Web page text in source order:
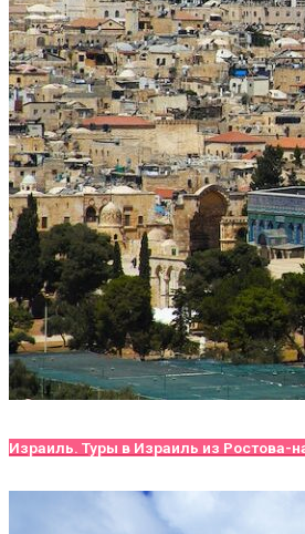
Израиль. Туры в Израиль из Ростова-